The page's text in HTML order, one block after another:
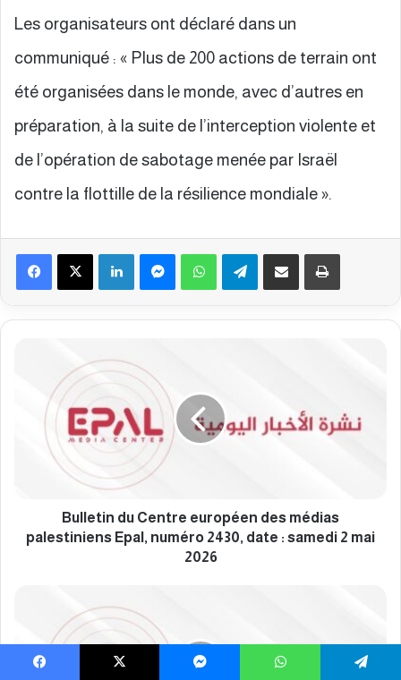
Les organisateurs ont déclaré dans un
communiqué : « Plus de 200 actions de terrain ont
été organisées dans le monde, avec d’autres en
préparation, à la suite de l’interception violente et
de l’opération de sabotage menée par Israël
contre la flottille de la résilience mondiale ».
Facebook X Linkedin WhatsApp Telegram
e
Bulletin du Centre européen des médias
palestiniens Epal, numéro 2430, date : samedi 2 mai
2026